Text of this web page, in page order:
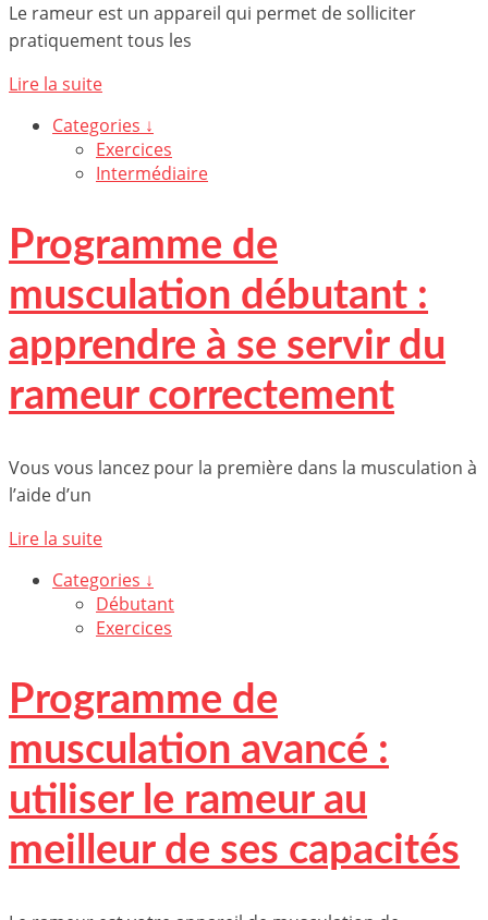
Le rameur est un appareil qui permet de solliciter
pratiquement tous les
Lire la suite
Categories ↓
Exercices
Intermédiaire
Programme de
musculation débutant :
apprendre à se servir du
rameur correctement
Vous vous lancez pour la première dans la musculation à
l’aide d’un
Lire la suite
Categories ↓
Débutant
Exercices
Programme de
musculation avancé :
utiliser le rameur au
meilleur de ses capacités